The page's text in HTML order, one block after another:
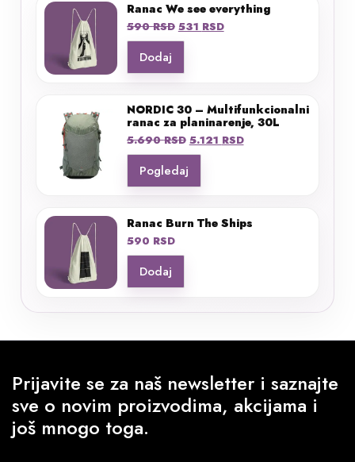
Ranac We see everything
590RSD Originalna
cena
bila:
531 RSDTrenutna
Dodaj
NORDIC 30 – Multifunkcionalni
ranac za planinarenje, 30L
5.690RSD Originalna
cena
bila:
5.121 RSDTrenutna
Pogledaj
Ranac Burn The Ships
590 RSD
Dodaj
Prijavite se za naš newsletter i saznajte
sve o novim proizvodima, akcijama i
još mnogo toga.